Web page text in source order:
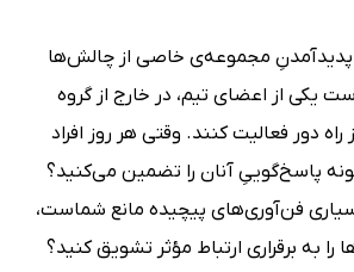
پدیدآمدنِ مجموعه‌ی خاصی از چالش‌ها
یکی از اعضای تیم، در خارج از گروه
دور فعالیت کنند. وقتی هر روز افراد
پاسخ‌گوییِ آنان را تضمین می‌کنید؟
فن‌آوری‌های پیچیده مانع شماست،
به برقراری ارتباط مؤثر تشویق کنید؟